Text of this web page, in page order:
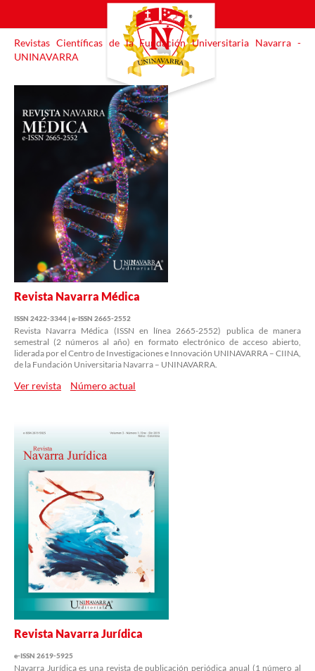
Revistas Científicas de la Fundación Universitaria Navarra -
UNINAVARRA
Revista Navarra Médica
ISSN 2422-3344 | e-ISSN 2665-2552
Revista Navarra Médica (ISSN en línea 2665-2552) publica de manera
semestral (2 números al año) en formato electrónico de acceso abierto,
liderada por el Centro de Investigaciones e Innovación UNINAVARRA – CIINA,
de la Fundación Universitaria Navarra – UNINAVARRA.
Ver revista Número actual
Revista Navarra Jurídica
e-ISSN 2619-5925
Navarra Jurídica es una revista de publicación periódica anual (1 número al